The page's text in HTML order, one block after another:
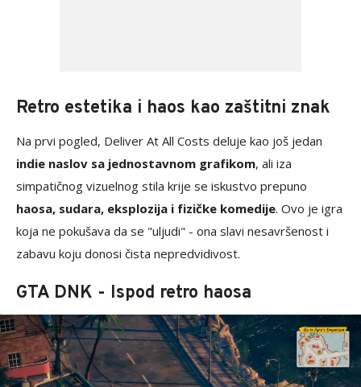
Retro estetika i haos kao zaštitni znak
Na prvi pogled, Deliver At All Costs deluje kao još jedan
indie naslov sa jednostavnom grafikom, ali iza
simpatičnog vizuelnog stila krije se iskustvo prepuno
haosa, sudara, eksplozija i fizičke komedije. Ovo je igra
koja ne pokušava da se "uljudi" - ona slavi nesavršenost i
zabavu koju donosi čista nepredvidivost.
GTA DNK - Ispod retro haosa